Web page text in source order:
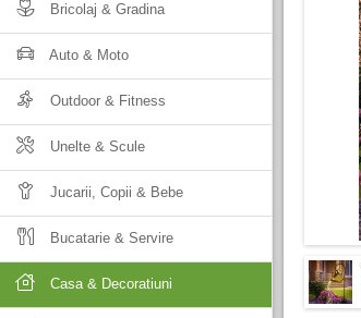
Bricolaj & Gradina
Auto & Moto
Outdoor & Fitness
Unelte & Scule
Jucarii, Copii & Bebe
Bucatarie & Servire
Casa & Decoratiuni